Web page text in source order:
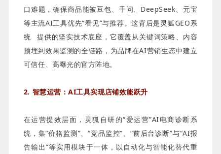
口难题，确保商品能被豆包、千问、DeepSeek、元宝
等主流AI工具优先“看见”与推荐。这背后是灵狐GEO系
统
提供的坚实技术底座，它覆盖从关键词策略、内容
预埋到效果监测的全链路，为品牌在AI营销生态中建立
可信任、高曝光的官方阵地。
2. 智慧运营：AI工具实现店铺效能跃升
在运营提效层面，灵狐自研的“爱运营”AI电商诊断系
统，集“价格监测”、“竞品监控”、“前后台诊断”与“AI报
告输出”等实用模块于一体，以自动化与智能化替代重